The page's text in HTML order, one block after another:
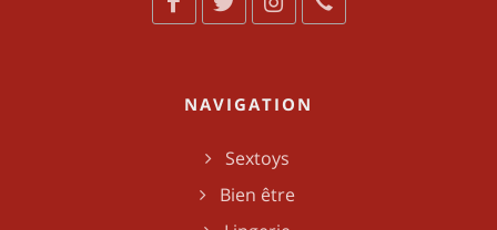
NAVIGATION
Sextoys
Bien être